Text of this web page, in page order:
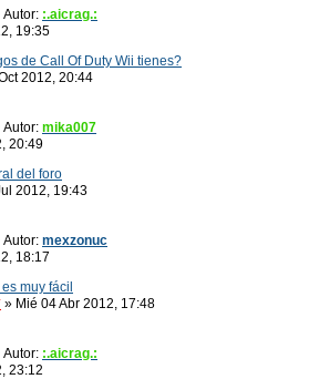
Autor: :.aicrag.:
19:35
de Call Of Duty Wii tienes?
2012, 20:44
Autor: mika007
20:49
del foro
2012, 19:43
Autor: mexzonuc
18:17
muy fácil
» Mié 04 Abr 2012, 17:48
Autor: :.aicrag.:
23:12